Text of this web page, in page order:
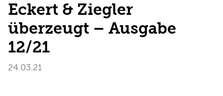
Eckert & Ziegler
überzeugt – Ausgabe
12/21
24.03.21